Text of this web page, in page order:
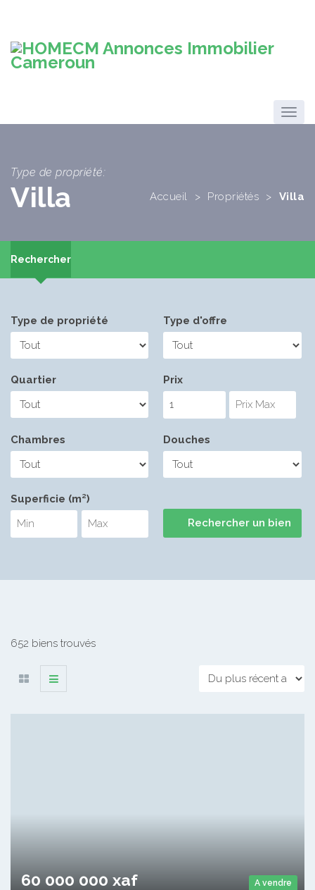
Type de propriété:
Villa Accueil > Propriétés > Villa
Rechercher
Type de propriété Type d'offre
Quartier Prix
Chambres Douches
Superficie (m²)
652 biens trouvés
A vendre
60 000 000 xaf